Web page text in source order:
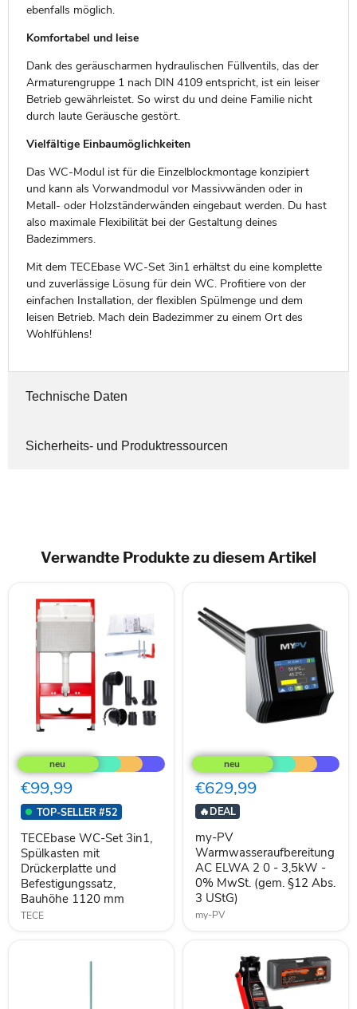
ebenfalls möglich.
Komfortabel und leise
Dank des geräuscharmen hydraulischen Füllventils, das der
Armaturengruppe 1 nach DIN 4109 entspricht, ist ein leiser
Betrieb gewährleistet. So wirst du und deine Familie nicht
durch laute Geräusche gestört.
Vielfältige Einbaumöglichkeiten
Das WC-Modul ist für die Einzelblockmontage konzipiert
und kann als Vorwandmodul vor Massivwänden oder in
Metall- oder Holzständerwänden eingebaut werden. Du hast
also maximale Flexibilität bei der Gestaltung deines
Badezimmers.
Mit dem TECEbase WC-Set 3in1 erhältst du eine komplette
und zuverlässige Lösung für dein WC. Profitiere von der
einfachen Installation, der flexiblen Spülmenge und dem
leisen Betrieb. Mach dein Badezimmer zu einem Ort des
Wohlfühlens!
Technische Daten
Sicherheits- und Produktressourcen
Verwandte Produkte zu diesem Artikel
WC-
Set
3in1,
Spülkasten
mit
Drückerplatte
und
Befestigungssatz,
Bauhöhe
1120
mm
€99,99
TOP-SELLER #52
TECEbase WC-Set 3in1,
Spülkasten mit
Drückerplatte und
Befestigungssatz,
Bauhöhe 1120 mm
TECE
PV
Warmwasseraufbereitung
AC
ELWA
2
0
3,5kW
0%
MwSt.
(gem.
§12
Abs.
€629,99
🔥DEAL
my-PV
Warmwasseraufbereitung
AC ELWA 2 0 - 3,5kW -
0% MwSt. (gem. §12 Abs.
3 UStG)
my-PV